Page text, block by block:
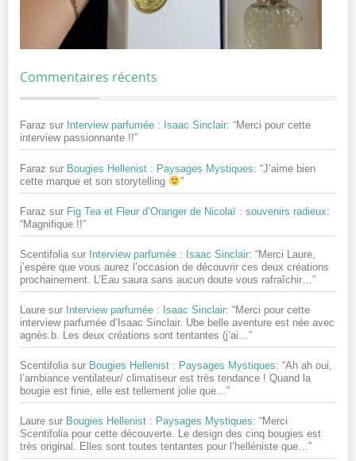
Commentaires récents
Faraz sur Interview parfumée : Isaac Sinclair: “Merci pour cette
interview passionnante !!”
Faraz sur Bougies Hellenist : Paysages Mystiques: “J’aime bien
cette marque et son storytelling
”
Faraz sur Fig Tea et Fleur d’Oranger de Nicolaï : souvenirs radieux:
“Magnifique !!”
Scentifolia sur Interview parfumée : Isaac Sinclair: “Merci Laure,
j’espère que vous aurez l’occasion de découvrir ces deux créations
prochainement. L’Eau saura sans aucun doute vous rafraîchir… ”
Laure sur Interview parfumée : Isaac Sinclair: “Merci pour cette
interview parfumée d’Isaac Sinclair. Ube belle aventure est née avec
agnès.b. Les deux créations sont tentantes (j’ai… ”
Scentifolia sur Bougies Hellenist : Paysages Mystiques: “Ah ah oui,
l’ambiance ventilateur/ climatiseur est très tendance ! Quand la
bougie est finie, elle est tellement jolie que… ”
Laure sur Bougies Hellenist : Paysages Mystiques: “Merci
Scentifolia pour cette découverte. Le design des cinq bougies est
très original. Elles sont toutes tentantes pour l’helléniste que…”